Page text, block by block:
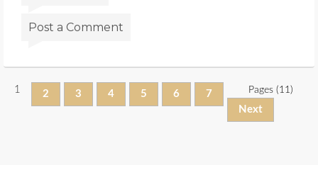
Post a Comment
Pages (11)
1 2 3 4 5 6
7
Next